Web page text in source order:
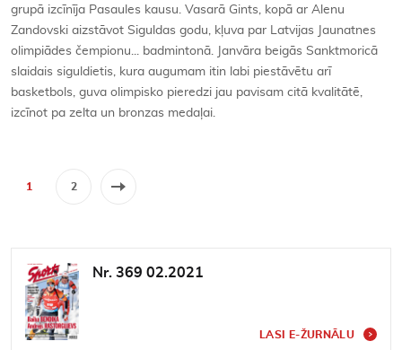
grupā izcīnīja Pasaules kausu. Vasarā Gints, kopā ar Alenu
Zandovski aizstāvot Siguldas godu, kļuva par Latvijas Jaunatnes
olimpiādes čempionu... badmintonā. Janvāra beigās Sanktmoricā
slaidais siguldietis, kura augumam itin labi piestāvētu arī
basketbols, guva olimpisko pieredzi jau pavisam citā kvalitātē,
izcīnot pa zelta un bronzas medaļai.
1 2
Nr. 369 02.2021
LASI E-ŽURNĀLU